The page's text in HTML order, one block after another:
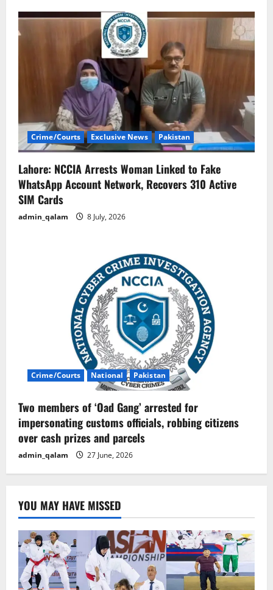
Crime/Courts Exclusive News Pakistan
Lahore: NCCIA Arrests Woman Linked to Fake
WhatsApp Account Network, Recovers 310 Active
SIM Cards
admin_qalam 8 July, 2026
Crime/Courts National Pakistan
Two members of ‘Oad Gang’ arrested for
impersonating customs officials, robbing citizens
over cash prizes and parcels
admin_qalam 27 June, 2026
YOU MAY HAVE MISSED